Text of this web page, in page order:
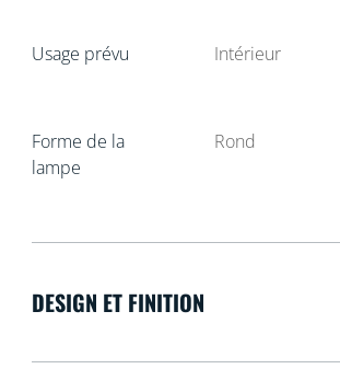
Usage prévu Intérieur
Forme de la
lampe
Rond
DESIGN ET FINITION